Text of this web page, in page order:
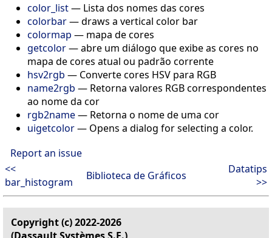
color_list— Lista dos nomes das cores
colorbar—draws a vertical color bar
colormap — mapa de cores
getcolor—abre um diálogo que exibe as cores no
mapa de cores atual ou padrão corrente
hsv2rgb — Converte cores HSV para RGB
name2rgb — Retorna valores RGB correspondentes
ao nome da cor
rgb2name— Retorna o nome de uma cor
uigetcolor— Opens a dialog for selecting a color.
Report an issue
<<
bar_histogram
Biblioteca de Gráficos
Datatips
>>
Copyright (c) 2022-2026